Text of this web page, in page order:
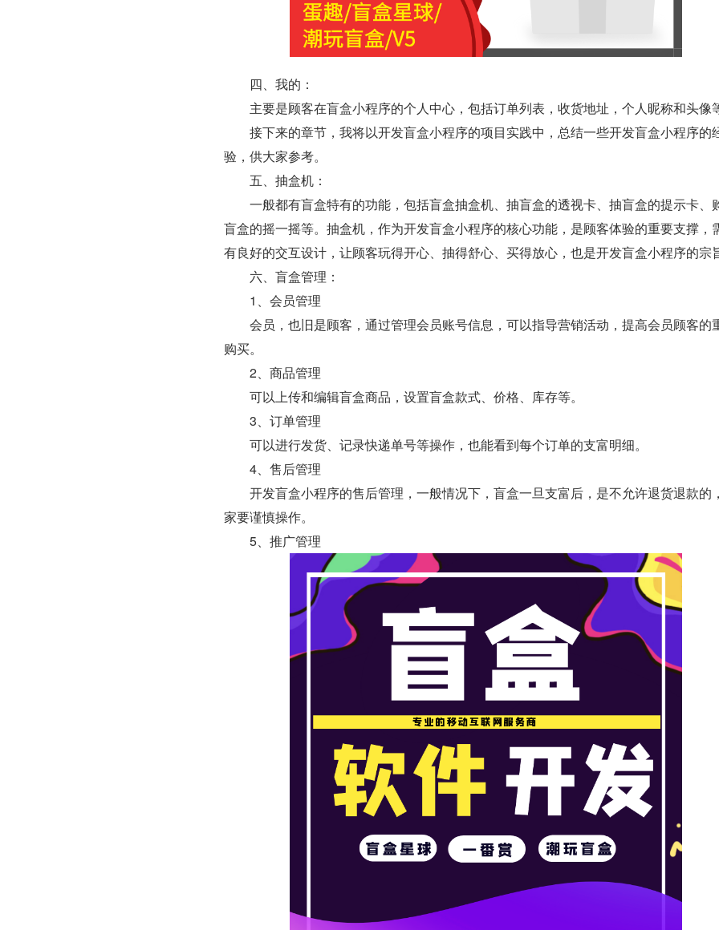
四、我的：
主要是顾客在盲盒小程序的个人中心，包括订单列表，收货地址，个人昵称和头像等
接下来的章节，我将以开发盲盒小程序的项目实践中，总结一些开发盲盒小程序的
验，供大家参考。
五、抽盒机：
一般都有盲盒特有的功能，包括盲盒抽盒机、抽盲盒的透视卡、抽盲盒的提示卡、
盲盒的摇一摇等。抽盒机，作为开发盲盒小程序的核心功能，是顾客体验的重要支撑，
有良好的交互设计，让顾客玩得开心、抽得舒心、买得放心，也是开发盲盒小程序的宗
六、盲盒管理：
1、会员管理
会员，也旧是顾客，通过管理会员账号信息，可以指导营销活动，提高会员顾客的
购买。
2、商品管理
可以上传和编辑盲盒商品，设置盲盒款式、价格、库存等。
3、订单管理
可以进行发货、记录快递单号等操作，也能看到每个订单的支富明细。
4、售后管理
开发盲盒小程序的售后管理，一般情况下，盲盒一旦支富后，是不允许退货退款的
家要谨慎操作。
5、推广管理